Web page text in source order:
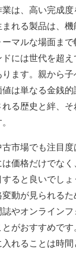
は、高い完成度
れる製品は、
マルな場面まで
には世代を超
ます。親から子
は単なる金銭
る歴史と絆、
市場でも注目
価格だけでな
ると良いでし
動が見られる
やオンライン
がおすすめです
れることは時